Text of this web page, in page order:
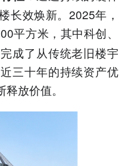
长效焕新。2025年，
平方米，其中科创、
成了从传统老旧楼宇
三十年的持续资产优
放价值。